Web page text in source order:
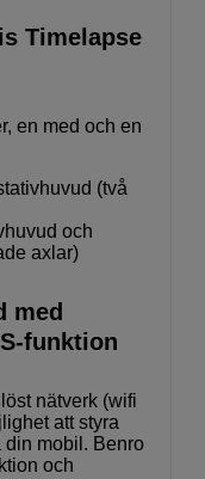
Timelapse
en med och en
(två
och
axlar)
med
funktion
nätverk (wifi
att styra
din mobil. Benro
och